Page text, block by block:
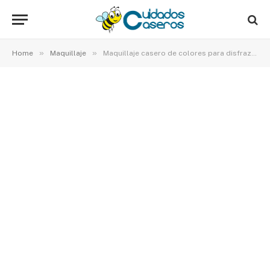
Home » Maquillaje » Maquillaje casero de colores para disfrazarse